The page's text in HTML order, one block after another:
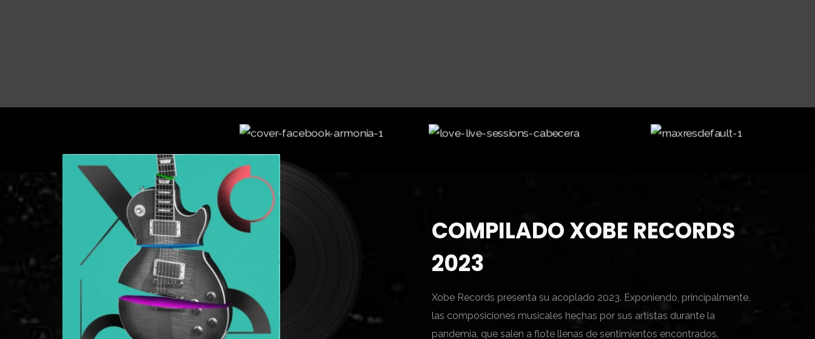
COMPILADO XOBE RECORDS
2023
Xobe Records presenta su acoplado 2023. Exponiendo, principalmente,
las composiciones musicales hechas por sus artistas durante la
pandemia, que salen a flote llenas de sentimientos encontrados,